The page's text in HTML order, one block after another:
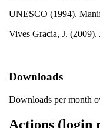
UNESCO (1994).
Vives Gracia, J.
Downloads
Downloads per month
Actions (login